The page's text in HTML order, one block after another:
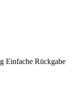
Einfache Rückgabe